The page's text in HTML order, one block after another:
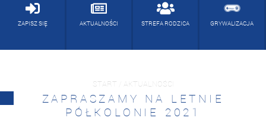
ZAPISZ SIĘ AKTUALNOŚCI STREFA RODZICA GRYWALIZACJA
START / AKTUALNOŚCI
ZAPRASZAMY NA LETNIE
PÓŁKOLONIE 2021